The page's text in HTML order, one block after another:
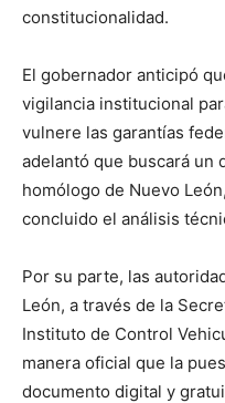
constitucionalidad.
El gobernador anticipó
vigilancia institucional
vulnere las garantías
adelantó que buscará un
homólogo de Nuevo
concluido el análisis
Por su parte, las
León, a través de la
Instituto de Control
manera oficial que la
documento digital y